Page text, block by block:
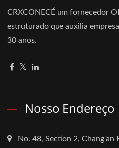
CRXCONECÉ um fornecedor
estruturado que auxilia
30 anos.
Nosso Endereço
No. 48, Section 2, Chang'an